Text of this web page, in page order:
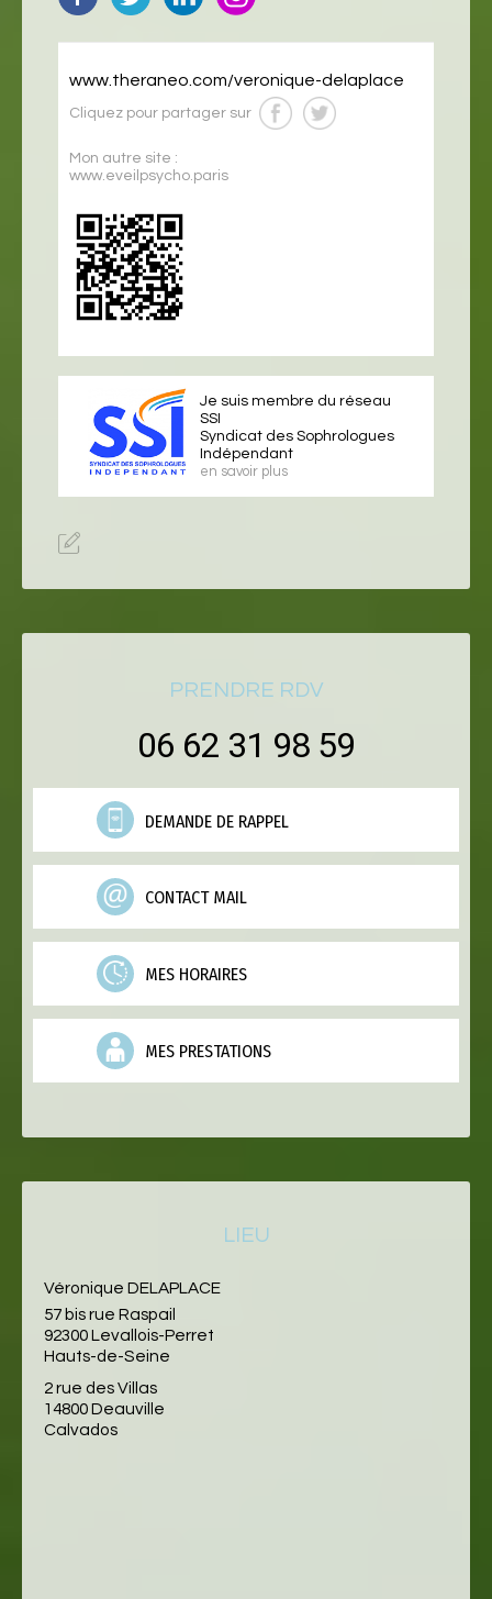
www.theraneo.com/veronique-delaplace
Cliquez pour partager sur
Mon autre site :
www.eveilpsycho.paris
Je suis membre du réseau
SSI
Syndicat des Sophrologues
Indépendant
en savoir plus
PRENDRE RDV
06 62 31 98 59
DEMANDE DE RAPPEL
CONTACT MAIL
MES HORAIRES
MES PRESTATIONS
LIEU
Véronique DELAPLACE
57 bis rue Raspail
92300 Levallois-Perret
Hauts-de-Seine
2 rue des Villas
14800 Deauville
Calvados